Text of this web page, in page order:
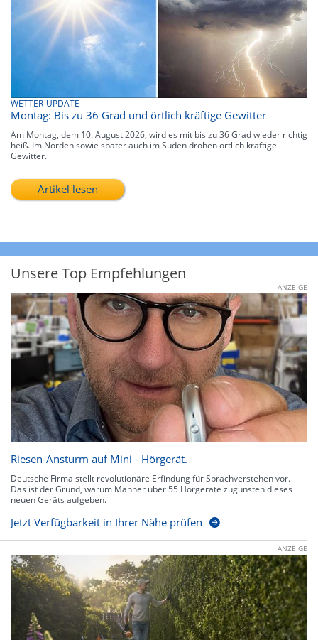
WETTER-UPDATE
Montag: Bis zu 36 Grad und örtlich kräftige Gewitter
Am Montag, dem 10. August 2026, wird es mit bis zu 36 Grad wieder richtig
heiß. Im Norden sowie später auch im Süden drohen örtlich kräftige
Gewitter.
Artikel lesen
Unsere Top Empfehlungen
ANZEIGE
Riesen-Ansturm auf Mini - Hörgerät.
Deutsche Firma stellt revolutionäre Erfindung für Sprachverstehen vor.
Das ist der Grund, warum Männer über 55 Hörgeräte zugunsten dieses
neuen Geräts aufgeben.
Jetzt Verfügbarkeit in Ihrer Nähe prüfen
ANZEIGE